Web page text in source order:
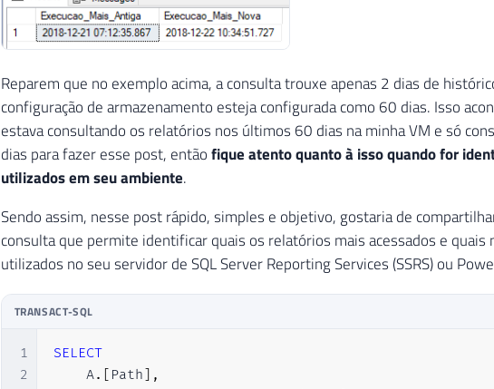
Reparem que no exemplo acima, a consulta trouxe apenas 2 dias de
configuração de armazenamento esteja configurada como 60 dias. Isso
estava consultando os relatórios nos últimos 60 dias na minha VM e só
dias para fazer esse post, entãofique atento quanto à isso quando for
utilizados em seu ambiente.
Sendo assim, nesse post rápido, simples e objetivo, gostaria de
consulta que permite identificar quais os relatórios mais acessados e quais
utilizados no seu servidor de SQL Server Reporting Services (SSRS) ou
TRANSACT-SQL
1
2
SELECT
    A
. [ Path] ,